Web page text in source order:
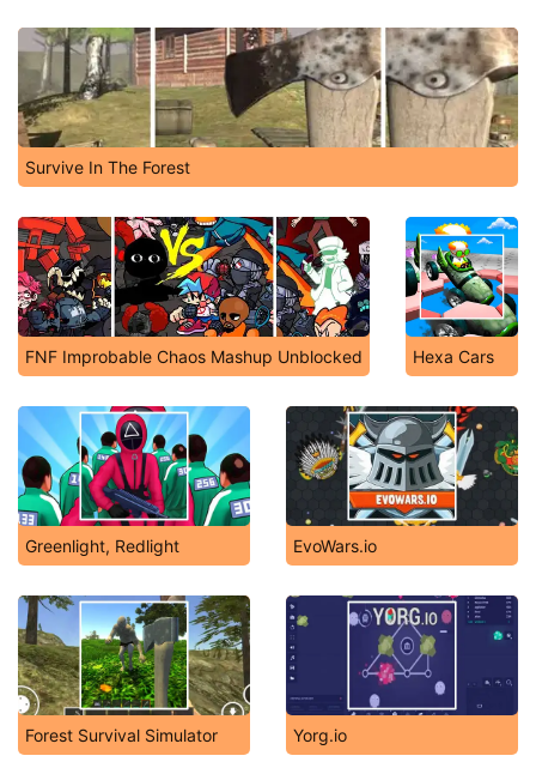
Survive In The Forest
FNF Improbable Chaos Mashup Unblocked Hexa Cars
Greenlight, Redlight EvoWars.io
Forest Survival Simulator Yorg.io